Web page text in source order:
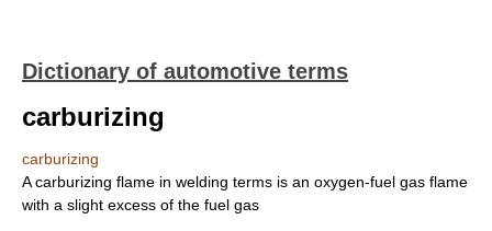
Dictionary of automotive terms
carburizing
carburizing
A carburizing flame in welding terms is an oxygen-fuel gas flame
with a slight excess of the fuel gas